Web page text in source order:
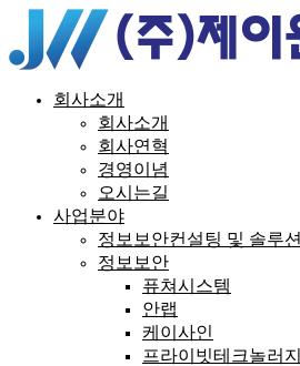
회사소개
회사소개
회사연혁
경영이념
오시는길
사업분야
정보보안컨설팅 및 솔루션
정보보안
퓨쳐시스템
안랩
케이사인
프라이빗테크놀러지